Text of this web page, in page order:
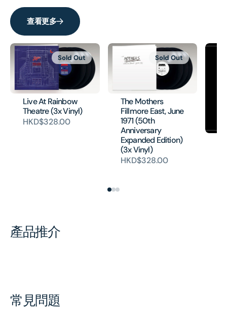
查看更多
Live At Rainbow
Theatre (3x Vinyl)
HKD$328.00
Sold Out
The Mothers
Fillmore East, June
1971 (50th
Anniversary
Expanded Edition)
(3x Vinyl)
HKD$328.00
Sold Out
產品推介
常見問題